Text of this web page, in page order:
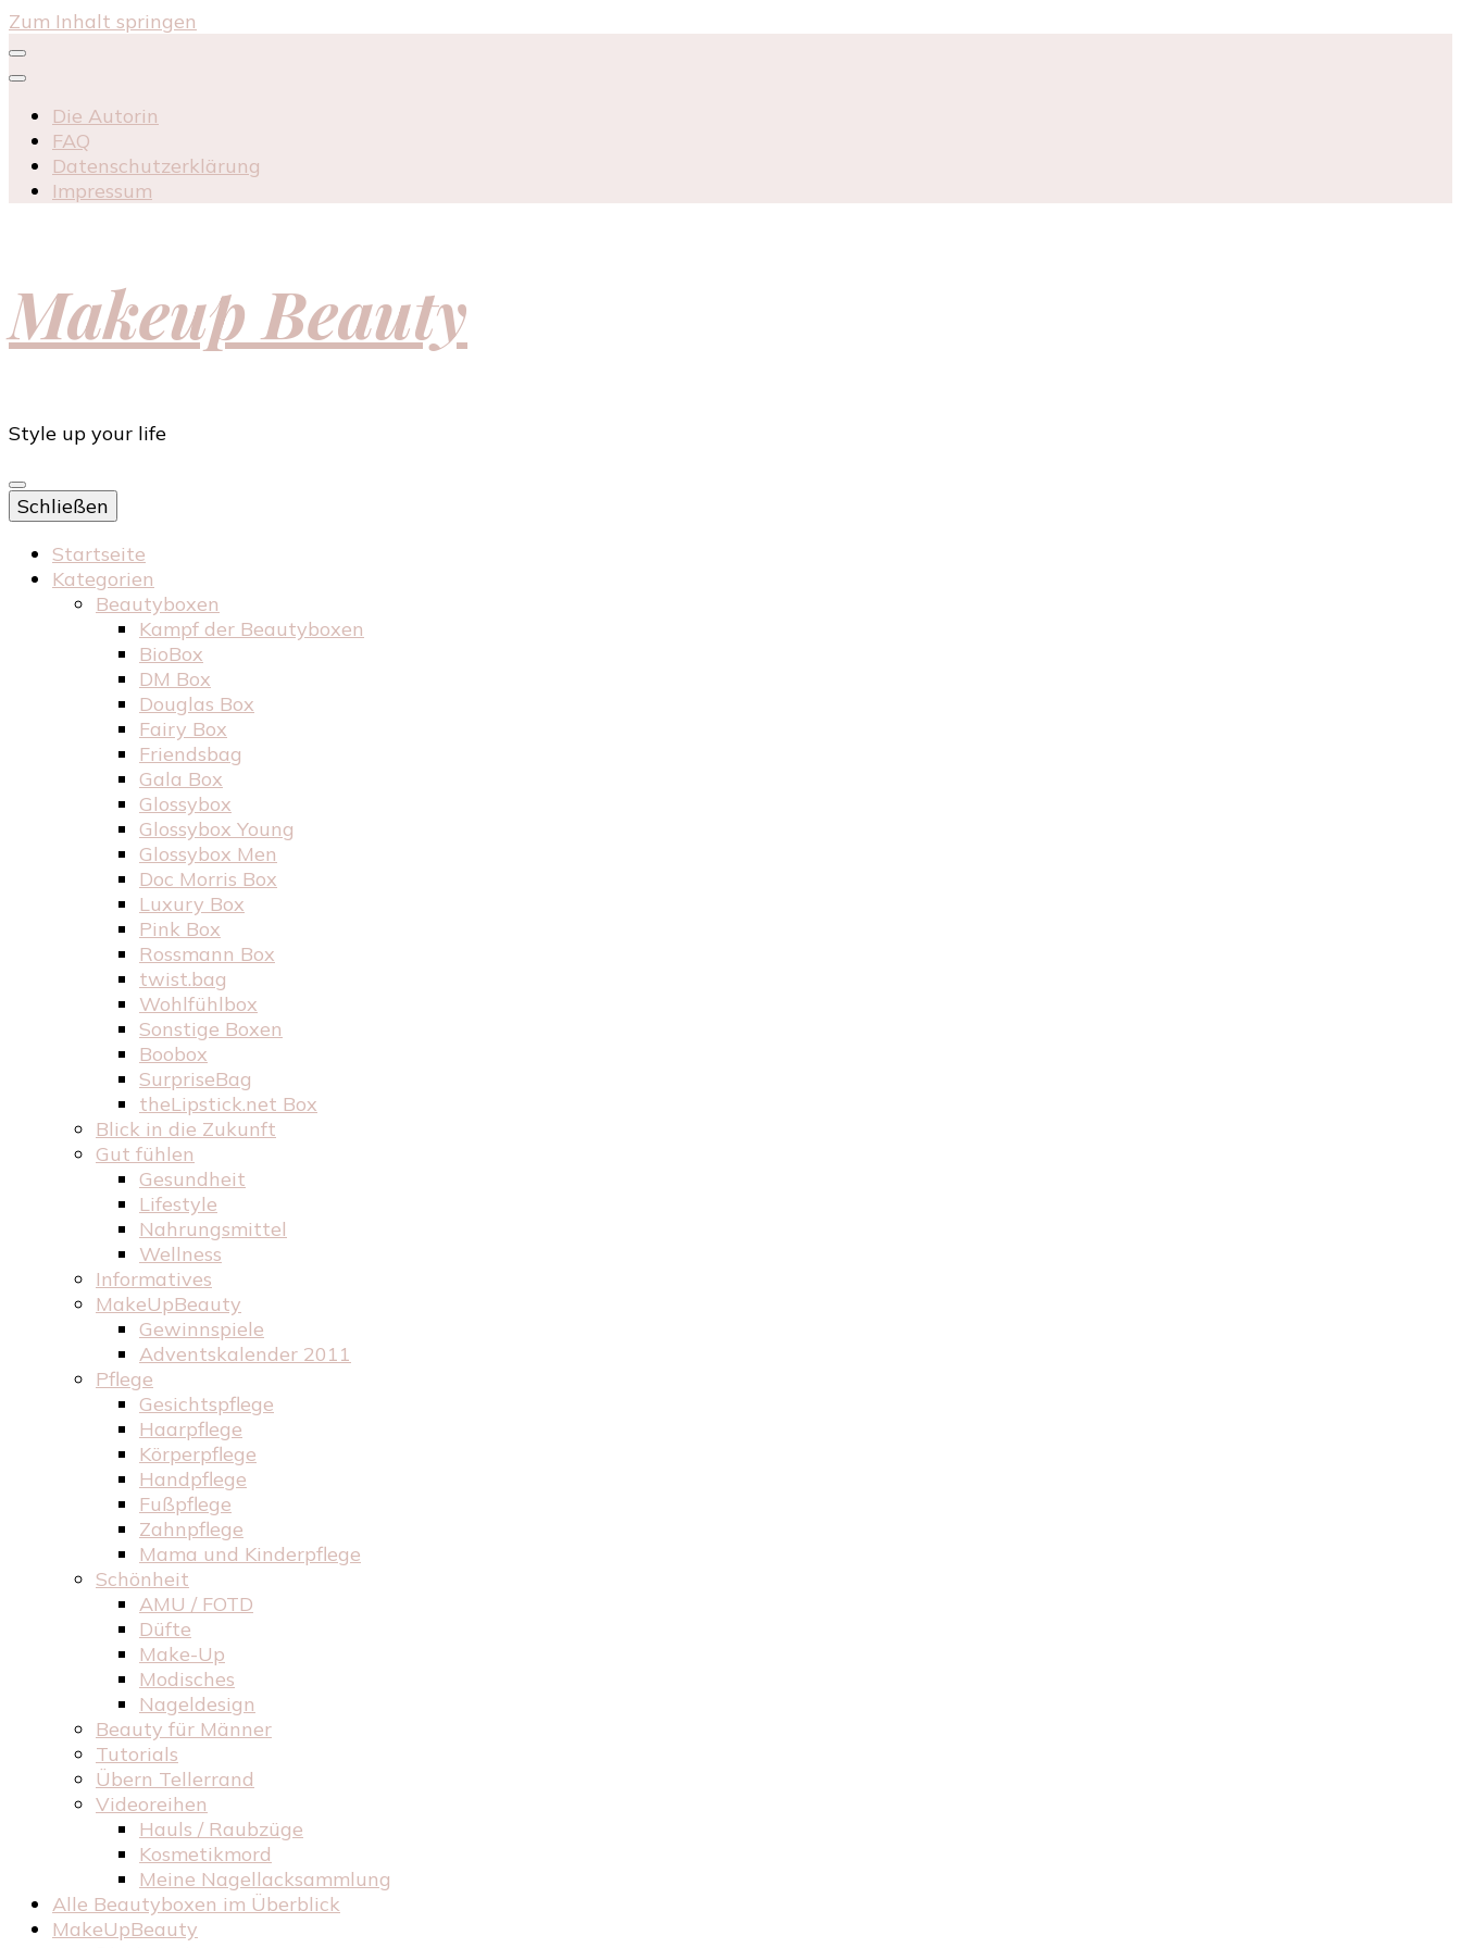
Zum Inhalt springen
Die Autorin
FAQ
Datenschutzerklärung
Impressum
Makeup Beauty
Style up your life
Schließen
Startseite
Kategorien
Beautyboxen
Kampf der Beautyboxen
BioBox
DM Box
Douglas Box
Fairy Box
Friendsbag
Gala Box
Glossybox
Glossybox Young
Glossybox Men
Doc Morris Box
Luxury Box
Pink Box
Rossmann Box
twist.bag
Wohlfühlbox
Sonstige Boxen
Boobox
SurpriseBag
theLipstick.net Box
Blick in die Zukunft
Gut fühlen
Gesundheit
Lifestyle
Nahrungsmittel
Wellness
Informatives
MakeUpBeauty
Gewinnspiele
Adventskalender 2011
Pflege
Gesichtspflege
Haarpflege
Körperpflege
Handpflege
Fußpflege
Zahnpflege
Mama und Kinderpflege
Schönheit
AMU / FOTD
Düfte
Make-Up
Modisches
Nageldesign
Beauty für Männer
Tutorials
Übern Tellerrand
Videoreihen
Hauls / Raubzüge
Kosmetikmord
Meine Nagellacksammlung
Alle Beautyboxen im Überblick
MakeUpBeauty